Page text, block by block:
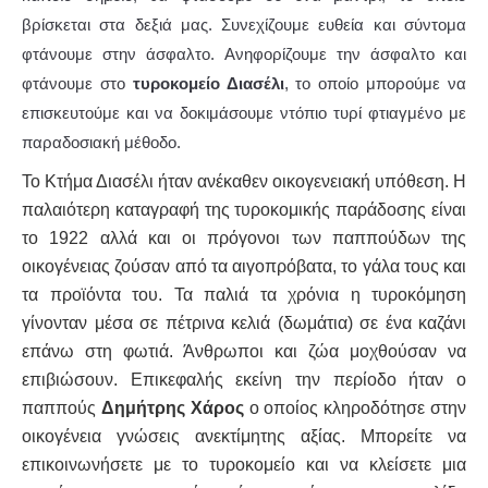
βρίσκεται στα δεξιά μας. Συνεχίζουμε ευθεία και σύντομα
φτάνουμε στην άσφαλτο. Ανηφορίζουμε την άσφαλτο και
φτάνουμε στο τυροκομείο Διασέλι, το οποίο μπορούμε να
επισκευτούμε και να δοκιμάσουμε ντόπιο τυρί φτιαγμένο με
παραδοσιακή μέθοδο.
Το Κτήμα Διασέλι ήταν ανέκαθεν οικογενειακή υπόθεση. Η
παλαιότερη καταγραφή της τυροκομικής παράδοσης είναι
το 1922 αλλά και οι πρόγονοι των παππούδων της
οικογένειας ζούσαν από τα αιγοπρόβατα, το γάλα τους και
τα προϊόντα του. Τα παλιά τα χρόνια η τυροκόμηση
γίνονταν μέσα σε πέτρινα κελιά (δωμάτια) σε ένα καζάνι
επάνω στη φωτιά. Άνθρωποι και ζώα μοχθούσαν να
επιβιώσουν. Επικεφαλής εκείνη την περίοδο ήταν ο
παππούς Δημήτρης Χάροςο οποίος κληροδότησε στην
οικογένεια γνώσεις ανεκτίμητης αξίας. Μπορείτε να
επικοινωνήσετε με το τυροκομείο και να κλείσετε μια